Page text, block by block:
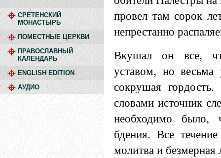
СРЕТЕНСКИЙ
МОНАСТЫРЬ
ПОМЕСТНЫЕ ЦЕРКВИ
ПРАВОСЛАВНЫЙ
КАЛЕНДАРЬ
ENGLISH EDITION
АУДИО
провел там сорок
непрестанно
Вкушал он все,
уставом, но весьма
сокрушая
словами источник
необходимо
бдения. Все
молитва и